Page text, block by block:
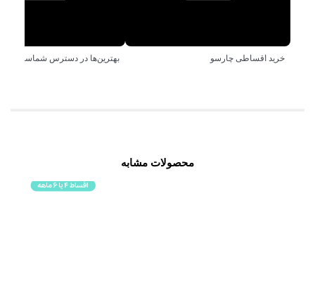
خرید اقساطی چارسو بهترین‌ها در دسترس شماست!
محصولات مشابه